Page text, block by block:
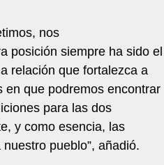
nos
posición siempre ha sido el
relación que fortalezca a
que podremos encontrar
para las dos
y como esencia, las
pueblo”, añadió.